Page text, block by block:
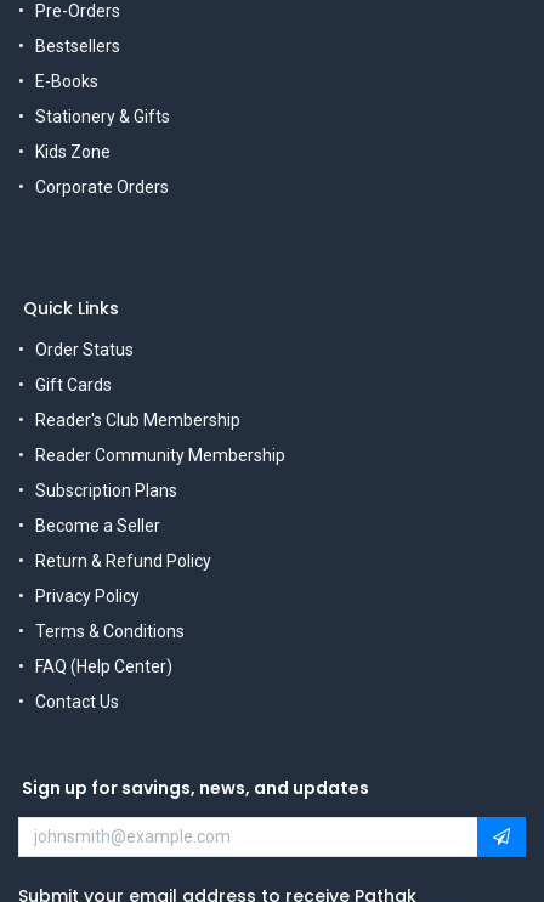
Pre-Orders
Bestsellers
E-Books
Stationery & Gifts
Kids Zone
Corporate Orders
Quick Links
Order Status
Gift Cards
Reader's Club Membership
Reader Community Membership
Subscription Plans
Become a Seller
Return & Refund Policy
Privacy Policy
Terms & Conditions
FAQ (Help Center)
Contact Us
Sign up for savings, news, and updates
Submit your email address to receive Pathak